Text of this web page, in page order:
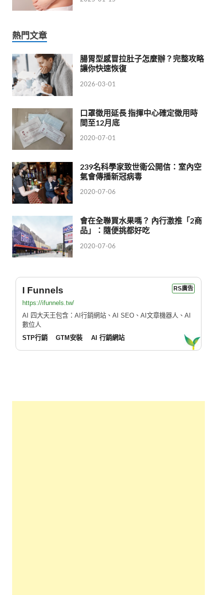
熱門文章
腸胃型感冒拉肚子怎麼辦？完整攻略
讓你快速恢復
2026-03-01
口罩徵用延長 指揮中心確定徵用時
間至12月底
2020-07-01
239名科學家致世衛公開信：室內空
氣會傳播新冠病毒
2020-07-06
會在全聯買水果嗎？ 內行激推「2商
品」：隨便挑都好吃
2020-07-06
I Funnels RS廣告
https://ifunnels.tw/
AI 四大天王包含：AI行銷網站、AI SEO、AI文章機器人、AI
數位人
STP行銷
GTM安裝 AI 行銷網站